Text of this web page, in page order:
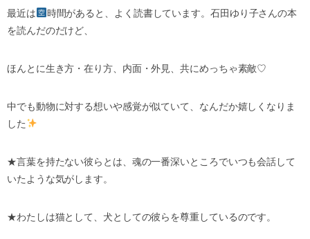
最近は
時間があると、よく読書しています。石田ゆり子さんの本
を読んだのだけど、
ほんとに生き方・在り方、内面・外見、共にめっちゃ素敵♡
中でも動物に対する想いや感覚が似ていて、なんだか嬉しくなりま
した
★言葉を持たない彼らとは、魂の一番深いところでいつも会話して
いたような気がします。
★わたしは猫として、犬としての彼らを尊重しているのです。